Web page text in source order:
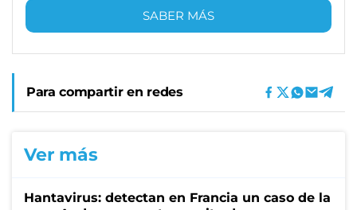
SABER MÁS
Para compartir en redes
Ver más
Hantavirus: detectan en Francia un caso de la